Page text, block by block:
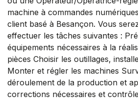
machine à commandes
client basé à Besançon. Vous
effectuer les tâches suivantes :
équipements nécessaires à la
pièces Choisir les outillages,
Monter et régler les machines
déroulement de la production et
corrections nécessaires et